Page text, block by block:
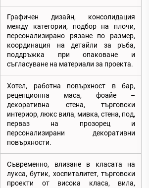
Графичен дизайн, консолидация
между категории, подбор на плочи,
персонализирано рязане по размер,
координация на детайли за ръба,
поддръжка при опаковане и
съгласуване на материали за проекта.
Хотел, работна повърхност в бар,
рецепционна маса, фоайе –
декоративна стена, търговски
интериор, люкс вила, мивка, стена, под,
перваз на прозорец и
персонализирани декоративни
повърхности.
Съвременно, влизане в класата на
лукса, бутик, хоспиталитет, търговски
проекти от висока класа, вила,